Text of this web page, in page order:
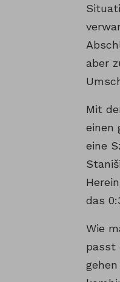
aber
Mit
einen
eine
das
Wie
passt